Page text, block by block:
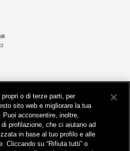
o di terze parti, per
sito web e migliorare la tua
Puoi acconsentire, inoltre,
profilazione, che ci aiutano ad
in base al tuo profilo e alle
Cliccando su “Rifiuta tutti” o